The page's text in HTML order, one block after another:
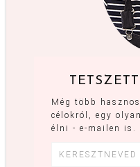
Még több
célokról, egy
élni - e-mailen is.